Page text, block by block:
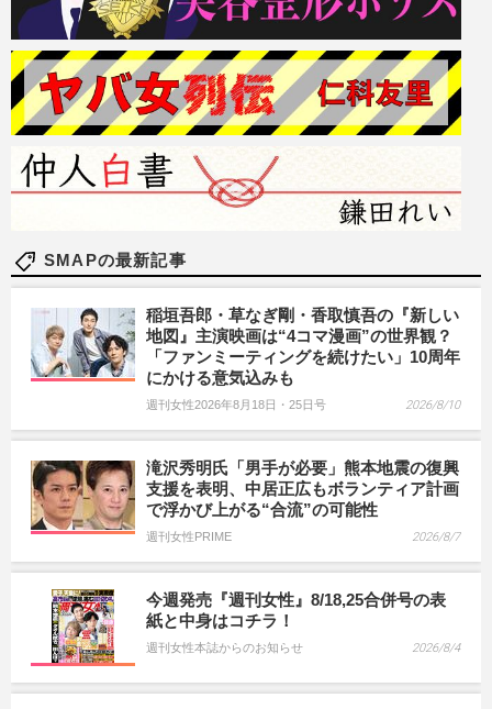
SMAPの最新記事
稲垣吾郎・草なぎ剛・香取慎吾の『新しい
地図』主演映画は“4コマ漫画”の世界観？
「ファンミーティングを続けたい」10周年
にかける意気込みも
週刊女性2026年8月18日・25日号 2026/8/10
滝沢秀明氏「男手が必要」熊本地震の復興
支援を表明、中居正広もボランティア計画
で浮かび上がる“合流”の可能性
週刊女性PRIME 2026/8/7
今週発売『週刊女性』8/18,25合併号の表
紙と中身はコチラ！
週刊女性本誌からのお知らせ 2026/8/4